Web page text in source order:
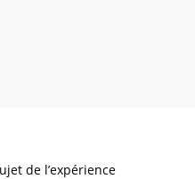
de l’expérience